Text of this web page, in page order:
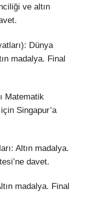
ve altın
Dünya
madalya. Final
Matematik
Singapur’a
Altın madalya.
davet.
madalya. Final